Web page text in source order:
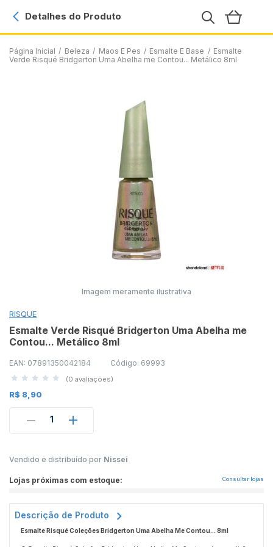
Página Inicial / Beleza / Maos E Pes / Esmalte E Base / Esmalte
Verde Risqué Bridgerton Uma Abelha me Contou... Metálico 8ml
Detalhes do Produto
Imagem meramente ilustrativa
RISQUE
Esmalte Verde Risqué Bridgerton Uma Abelha me
Contou... Metálico 8ml
EAN: 07891350042184 Código: 69993
(0 avaliações)
R$ 8,90
1
Vendido e distribuído por Nissei
Lojas próximas com estoque: Consultar lojas
Descrição de Produto
Esmalte Risqué Coleções Bridgerton Uma Abelha Me Contou... 8ml